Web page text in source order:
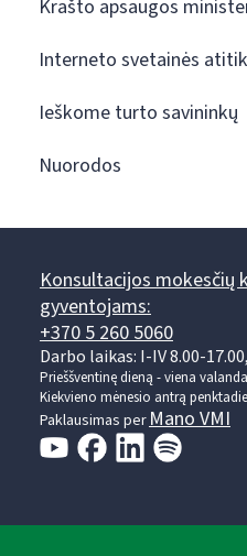
Krašto apsaugos
Interneto svetainės
Ieškome turto savininkų
Nuorodos
Konsultacijos mokesčių
gyventojams:
+370 5 260 5060
Darbo laikas: I-IV 8.00-
Prieššventinę dieną - viena
Kiekvieno mėnesio antrą
Paklausimas perMano VMI